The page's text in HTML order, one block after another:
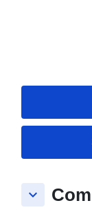
keyboard_arrow_down